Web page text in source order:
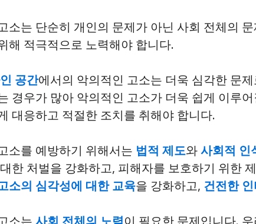
소는 단순히 개인의 문제가 아닌 사회 전체의
해 적극적으로 노력해야 합니다.
공간에서의 악의적인 고소는 더욱 심각한 문
경우가 많아 악의적인 고소가 더욱 쉽게 이루
대응하고 적절한 조치를 취해야 합니다.
소를 예방하기 위해서는 법적 제도와사회적 인
한 처벌을 강화하고, 피해자를 보호하기 위한
소의 심각성에 대한 교육을 강화하고, 건전한
소는 사회 전체의 노력이 필요한 문제입니다.